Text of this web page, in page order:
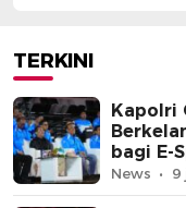
TERKINI
Kapolri
bagi E-
News 9